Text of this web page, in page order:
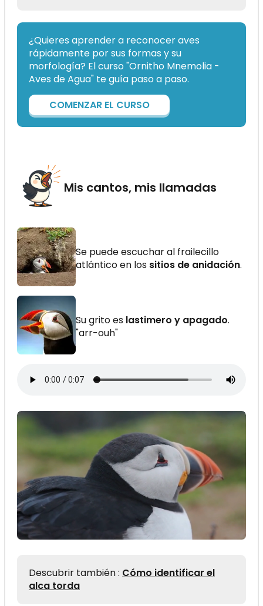
¿Quieres aprender a reconocer aves
rápidamente por sus formas y su
morfología? El curso "Ornitho Mnemolia -
Aves de Agua" te guía paso a paso.
COMENZAR EL CURSO
Mis cantos, mis llamadas
Se puede escuchar al frailecillo
atlántico en los sitios de anidación.
Su grito es lastimero y apagado.
"arr-ouh"
Descubrir también : Cómo identificar el
alca torda